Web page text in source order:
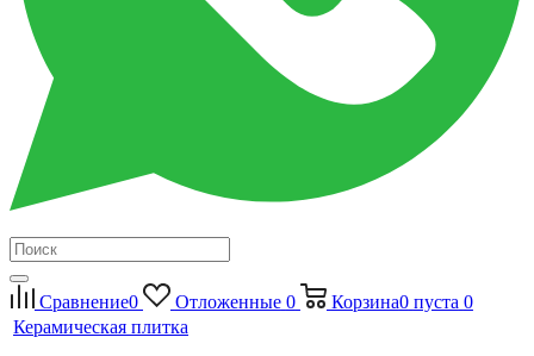
Сравнение0 Отложенные 0 Корзина0 пуста 0
Керамическая плитка